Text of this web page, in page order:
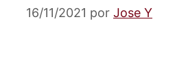
16/11/2021 por Jose Y